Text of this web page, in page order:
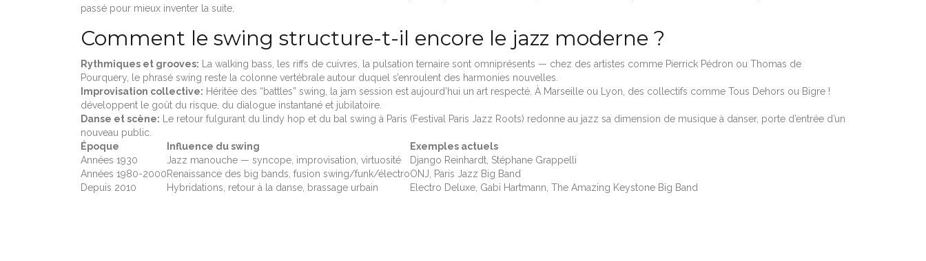
passé pour mieux inventer la suite.
Comment le swing structure-t-il encore le jazz moderne ?
Rythmiques et grooves: La walking bass, les riffs de cuivres, la pulsation ternaire sont omniprésents — chez des artistes comme Pierrick Pédron ou Thomas de
Pourquery, le phrasé swing reste la colonne vertébrale autour duquel s’enroulent des harmonies nouvelles.
Improvisation collective: Héritée des “battles” swing, la jam session est aujourd’hui un art respecté. À Marseille ou Lyon, des collectifs comme Tous Dehors ou Bigre !
développent le goût du risque, du dialogue instantané et jubilatoire.
Danse et scène: Le retour fulgurant du lindy hop et du bal swing à Paris (Festival Paris Jazz Roots) redonne au jazz sa dimension de musique à danser, porte d’entrée d’un
nouveau public.
Époque
Influence du swing
Exemples actuels
Années 1930
Jazz manouche — syncope, improvisation, virtuosité
Django Reinhardt, Stéphane Grappelli
Années 1980-2000Renaissance des big bands, fusion swing/funk/électroONJ, Paris Jazz Big Band
Depuis 2010
Hybridations, retour à la danse, brassage urbain Electro Deluxe, Gabi Hartmann, The Amazing Keystone Big Band